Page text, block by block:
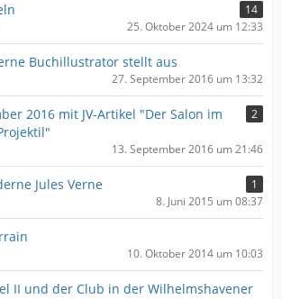
14
25. Oktober 2024 um 12:33
Buchillustrator stellt aus
27. September 2016 um 13:32
2016 mit JV-Artikel "Der Salon im
2
13. September 2016 um 21:46
Jules Verne
1
8. Juni 2015 um 08:37
10. Oktober 2014 um 10:03
II und der Club in der Wilhelmshavener